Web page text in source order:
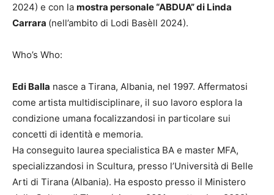
2024) e con la mostra personale “ABDUA” di Linda
Carrara (nell’ambito di Lodi Basèll 2024).
Who’s Who:
Edi Balla nasce a Tirana, Albania, nel 1997. Affermatosi
come artista multidisciplinare, il suo lavoro esplora la
condizione umana focalizzandosi in particolare sui
concetti di identità e memoria.
Ha conseguito laurea specialistica BA e master MFA,
specializzandosi in Scultura, presso l’Università di Belle
Arti di Tirana (Albania). Ha esposto presso il Ministero